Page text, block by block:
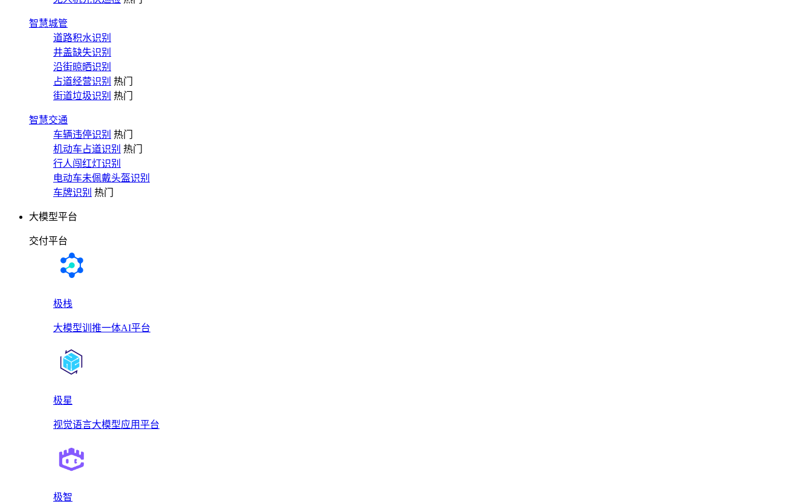
智慧城管
道路积水识别
井盖缺失识别
沿街晾晒识别
占道经营识别 热门
街道垃圾识别 热门
智慧交通
车辆违停识别 热门
机动车占道识别 热门
行人闯红灯识别
电动车未佩戴头盔识别
车牌识别 热门
大模型平台
交付平台
极栈
大模型训推一体AI平台
极星
视觉语言大模型应用平台
极智